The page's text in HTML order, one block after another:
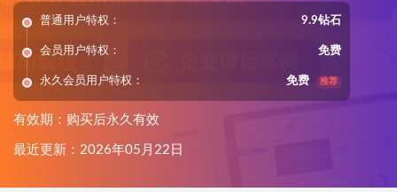
普通用户特权： 9.9钻石
会员用户特权： 免费
永久会员用户特权： 免费 推荐
有效期：购买后永久有效
最近更新：2026年05月22日